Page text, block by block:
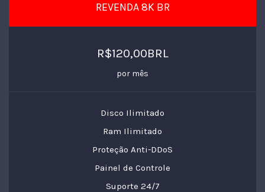
REVENDA 8K BR
R$120,00BRL
por mês
Disco Ilimitado
Ram Ilimitado
Proteção Anti-DDoS
Painel de Controle
Suporte 24/7